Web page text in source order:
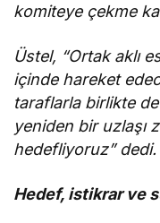
komiteye çekme
Üstel, “Ortak aklı
içinde hareket
taraflarla birlikte
yeniden bir uzlaşı
hedefliyoruz” dedi.
Hedef, istikrar ve